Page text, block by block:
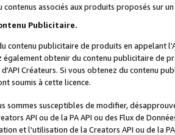
associés aux produits proposés sur
Publicitaire.
contenu publicitaire de produits en appelant
également obtenir du contenu publicitaire de
Créateurs. Si vous obtenez du contenu
soumis à cette licence.
sommes susceptibles de modifier,
API ou de la PA API ou des Flux de
et l'utilisation de la Creators API ou de la